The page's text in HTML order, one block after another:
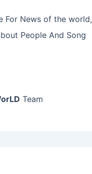
For News of the world,
People And Song
Team